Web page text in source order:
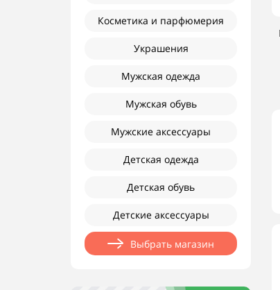
Косметика и парфюмерия
Украшения
Мужская одежда
Мужская обувь
Мужские аксессуары
Детская одежда
Детская обувь
Детские аксессуары
Выбрать магазин